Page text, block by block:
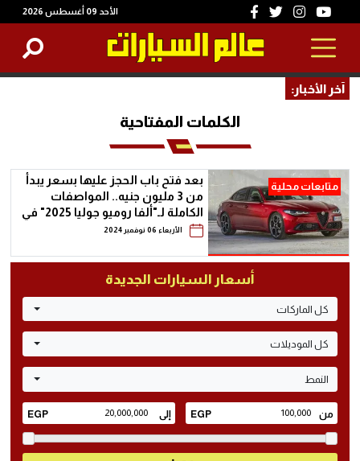
الأحد 09 أغسطس 2026
آخر الأخبار:
الكلمات المفتاحية
متابعات محلية
بعد فتح باب الحجز عليها بسعر يبدأ
من 3 مليون جنيه.. المواصفات
الكاملة لـ"ألفا روميو جوليا 2025" في
مصرالأربعاء 06 نوفمبر 2024
أسعار السيارات الجديدة
كل الماركات
كل الموديلات
النمط